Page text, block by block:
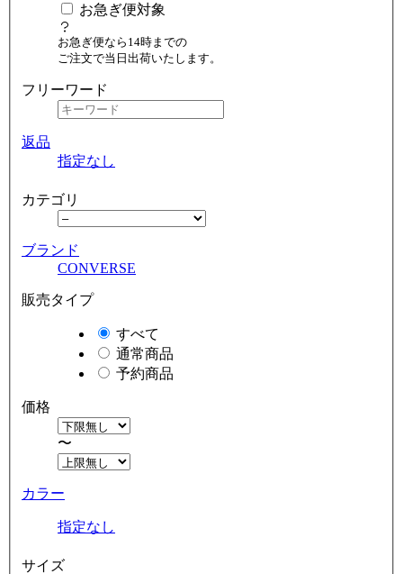
お急ぎ便対象
お急ぎ便なら14時までの
ご注文で当日出荷いたします。
フリーワード
返品
指定なし
カテゴリ
ブランド
CONVERSE
販売タイプ
すべて
通常商品
予約商品
価格
〜
カラー
指定なし
サイズ